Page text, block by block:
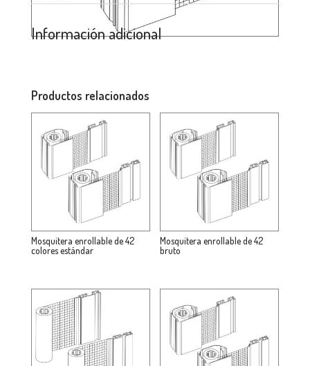
Información adicional
Productos relacionados
Mosquitera enrollable de 42
colores estándar
Mosquitera enrollable de 42
bruto